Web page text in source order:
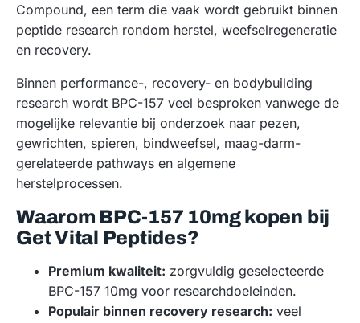
Compound, een term die vaak wordt gebruikt binnen
peptide research rondom herstel, weefselregeneratie
en recovery.
Binnen performance-, recovery- en bodybuilding
research wordt BPC-157 veel besproken vanwege de
mogelijke relevantie bij onderzoek naar pezen,
gewrichten, spieren, bindweefsel, maag-darm-
gerelateerde pathways en algemene
herstelprocessen.
Waarom BPC-157 10mg kopen bij
Get Vital Peptides?
Premium kwaliteit: zorgvuldig geselecteerde
BPC-157 10mg voor researchdoeleinden.
Populair binnen recovery research: veel